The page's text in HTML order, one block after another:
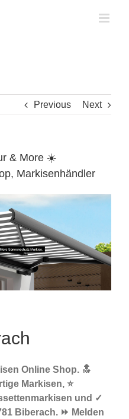
Previous Next
& More ☀️
Markisenhändler
Online Shop. 🔝
Markisen, ⭐
und ✓
Biberach. ⏩ Melden